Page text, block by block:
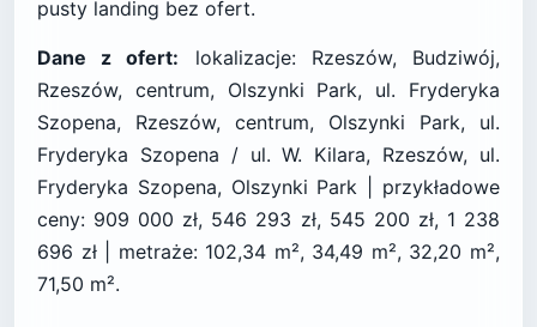
pusty landing bez ofert.
Dane z ofert: lokalizacje: Rzeszów, Budziwój,
Rzeszów, centrum, Olszynki Park, ul. Fryderyka
Szopena, Rzeszów, centrum, Olszynki Park, ul.
Fryderyka Szopena / ul. W. Kilara, Rzeszów, ul.
Fryderyka Szopena, Olszynki Park | przykładowe
ceny: 909 000 zł, 546 293 zł, 545 200 zł, 1 238
696 zł | metraże: 102,34 m², 34,49 m², 32,20 m²,
71,50 m².